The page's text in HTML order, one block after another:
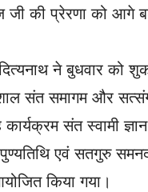
जी की प्रेरणा को आगे
ने बुधवार को
संत समागम और
संत स्वामी
एवं सतगुरु
किया गया।